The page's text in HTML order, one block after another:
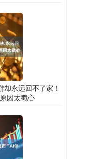
永远回不了家！
因太戳心